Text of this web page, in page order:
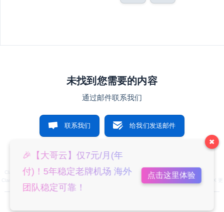
✖
🎉【大哥云】仅7元/月(年
付)！5年稳定老牌机场 海外
团队稳定可靠！
点击这里体验
未找到您需要的内容
通过邮件联系我们
联系我们 给我们发送邮件
Clash使用教程 Clash设置全局代理教程 Clash更新订阅教程
Clash for Android 使用教程程
Shadowrocket iOS 使用教程 ClashX 使用教程
ClashX 更
新订阅教程